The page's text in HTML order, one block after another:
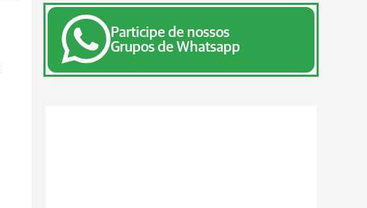
Participe de nossos
Grupos de Whatsapp